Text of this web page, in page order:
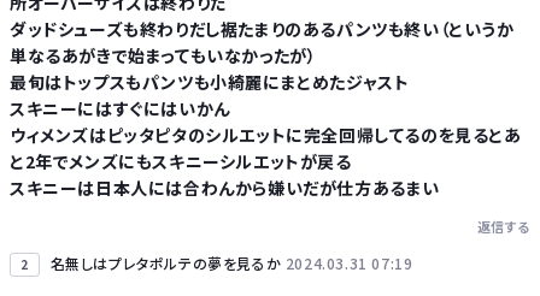
Powered by livedoor 相互RSS
ダッドシューズも終わりだし裾たまりのあるパンツも終い（というか
単なるあがきで始まってもいなかったが）
最旬はトップスもパンツも小綺麗にまとめたジャスト
スキニーにはすぐにはいかん
ウィメンズはピッタピタのシルエットに完全回帰してるのを見るとあ
と2年でメンズにもスキニーシルエットが戻る
スキニーは日本人には合わんから嫌いだが仕方あるまい
返信する
2 名無しはプレタポルテの夢を見るか 2024.03.31 07:19